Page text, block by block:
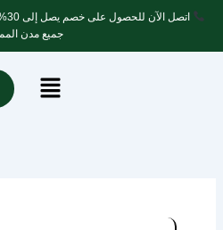
تخطي
المحتوى
اتصل الآن للحصول على خصم يصل إلى 30%! |
جميع مدن
Menu